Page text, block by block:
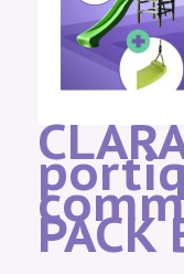
PACK